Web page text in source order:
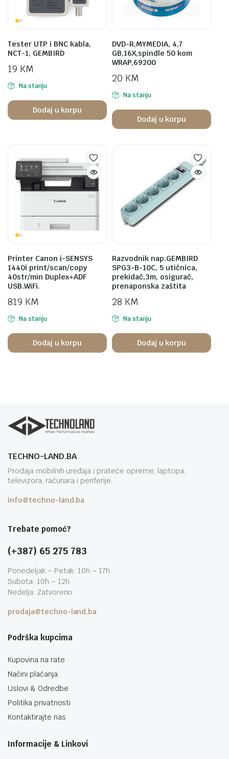
Tester UTP i BNC kabla,
NCT-1, GEMBIRD
19 KM
Na stanju
Dodaj u korpu
DVD-R,MYMEDIA, 4,7
GB,16X,spindle 50 kom
WRAP,69200
20 KM
Na stanju
Dodaj u korpu
Printer Canon i-SENSYS
1440i print/scan/copy
40str/min Duplex+ADF
USB.WiFi.
819 KM
Na stanju
Dodaj u korpu
Razvodnik nap.GEMBIRD
SPG3-B-10C, 5 utičnica,
prekidač,3m, osigurač,
prenaponska zaštita
28 KM
Na stanju
Dodaj u korpu
TECHNO-LAND.BA
Prodaja mobilnih uređaja i prateće opreme, laptopa,
televizora, računara i periferije.
info@techno-land.ba
Trebate pomoć?
(+387) 65 275 783
Ponedeljak – Petak: 10h – 17h
Subota: 10h – 12h
Nedelja: Zatvoreno
prodaja@techno-land.ba
Podrška kupcima
Kupovina na rate
Načini plaćanja
Uslovi & Odredbe
Politika privatnosti
Kontaktirajte nas
Informacije & Linkovi